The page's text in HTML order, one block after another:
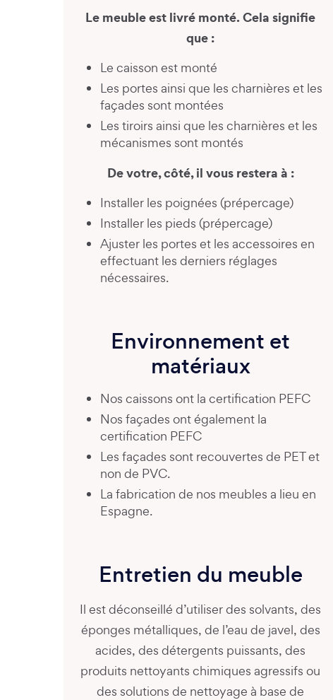
Le meuble est livré monté. Cela signifie
que :
Le caisson est monté
Les portes ainsi que les charnières et les
façades sont montées
Les tiroirs ainsi que les charnières et les
mécanismes sont montés
De votre, côté, il vous restera à :
Installer les poignées (prépercage)
Installer les pieds (prépercage)
Ajuster les portes et les accessoires en
effectuant les derniers réglages
nécessaires.
Environnement et
matériaux
Nos caissons ont la certification PEFC
Nos façades ont également la
certification PEFC
Les façades sont recouvertes de PET et
non de PVC.
La fabrication de nos meubles a lieu en
Espagne.
Entretien du meuble
Il est déconseillé d’utiliser des solvants, des
éponges métalliques, de l’eau de javel, des
acides, des détergents puissants, des
produits nettoyants chimiques agressifs ou
des solutions de nettoyage à base de